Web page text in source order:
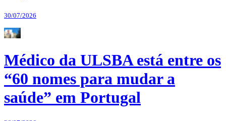
30/07/2026
Médico da ULSBA está entre os
“60 nomes para mudar a
saúde” em Portugal